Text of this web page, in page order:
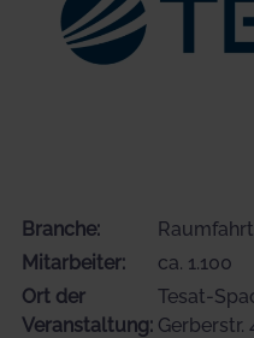
Branche:
Raumfahrt
Mitarbeiter:
ca. 1.100
Ort der
Veranstaltung:
Tesat-
Gerberstr.